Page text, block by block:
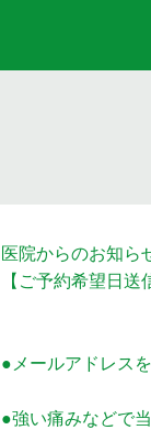
医院からのお知ら
【ご予約希望日送
●メールアドレス
●強い痛みなどで